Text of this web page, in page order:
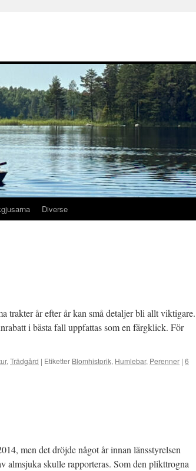
Diverse
trakter år efter år kan små detaljer bli allt viktigare.
i bästa fall uppfattas som en färgklick. För
, Trädgård | Etiketter Blomhistorik, Humlebar, Perenner | 6
men det dröjde något år innan länsstyrelsen
almsjuka skulle rapporteras. Som den plikttrogna